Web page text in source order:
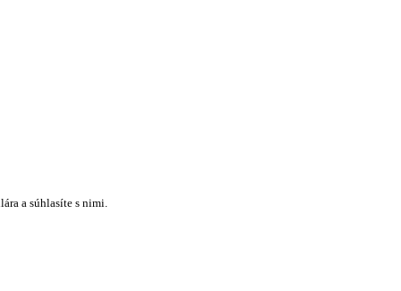
a súhlasíte s nimi.